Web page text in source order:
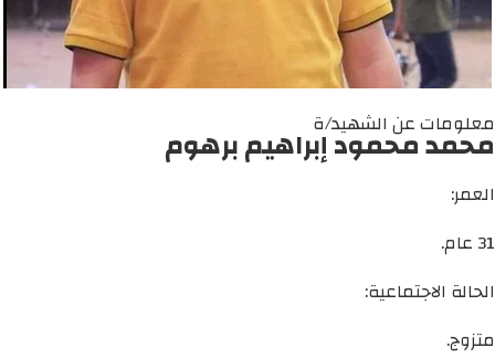
معلومات عن الشهيد/ة
محمد محمود إبراهيم برهوم
العمر:
31 عام.
الحالة الاجتماعية:
متزوج.